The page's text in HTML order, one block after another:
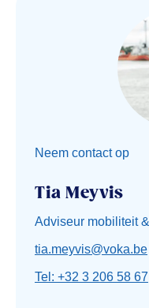
Neem contact op
Tia Meyvis
Adviseur mobiliteit
tia.meyvis@voka.be
Tel: +32 3 206 58 67